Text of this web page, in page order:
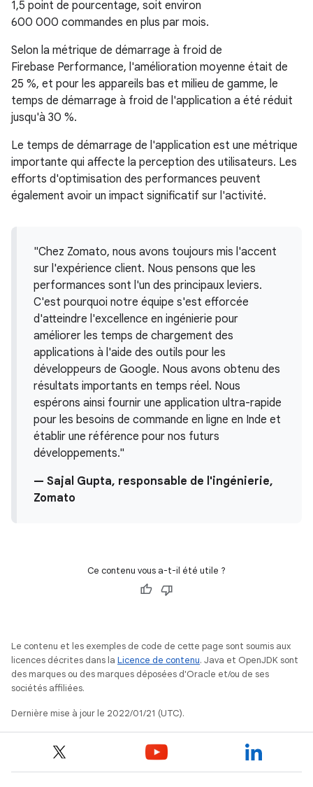
1,5 point de pourcentage, soit environ
600 000 commandes en plus par mois.
Selon la métrique de démarrage à froid de
Firebase Performance, l'amélioration moyenne était de
25 %, et pour les appareils bas et milieu de gamme, le
temps de démarrage à froid de l'application a été réduit
jusqu'à 30 %.
Le temps de démarrage de l'application est une métrique
importante qui affecte la perception des utilisateurs. Les
efforts d'optimisation des performances peuvent
également avoir un impact significatif sur l'activité.
"Chez Zomato, nous avons toujours mis l'accent
sur l'expérience client. Nous pensons que les
performances sont l'un des principaux leviers.
C'est pourquoi notre équipe s'est efforcée
d'atteindre l'excellence en ingénierie pour
améliorer les temps de chargement des
applications à l'aide des outils pour les
développeurs de Google. Nous avons obtenu des
résultats importants en temps réel. Nous
espérons ainsi fournir une application ultra-rapide
pour les besoins de commande en ligne en Inde et
établir une référence pour nos futurs
développements."
— Sajal Gupta, responsable de l'ingénierie,
Zomato
Ce contenu vous a-t-il été utile ?
Le contenu et les exemples de code de cette page sont soumis aux
licences décrites dans la Licence de contenu. Java et OpenJDK sont
des marques ou des marques déposées d'Oracle et/ou de ses
sociétés affiliées.
Dernière mise à jour le 2022/01/21 (UTC).